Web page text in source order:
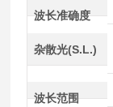
波长准确度
杂散光(S.L.)
波长范围